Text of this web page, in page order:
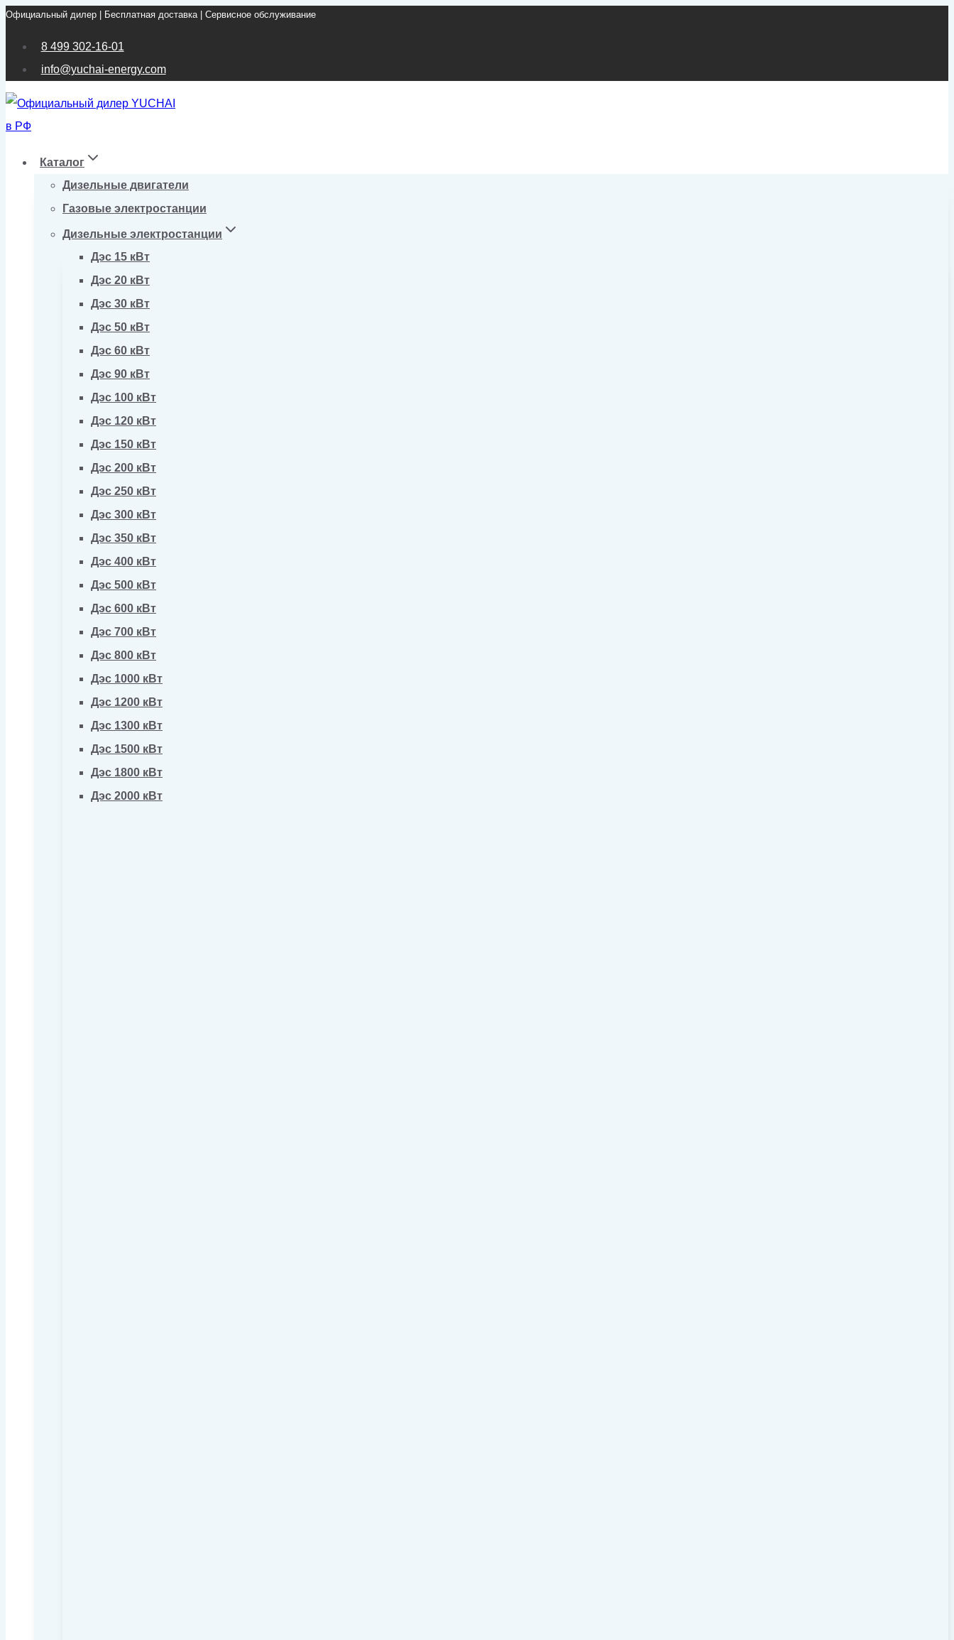
Перейти
Официальный дилер | Бесплатная доставка | Сервисное обслуживание
8 499 302-16-01
info@yuchai-energy.com
Каталог
Дизельные двигатели
Газовые электростанции
Дизельные электростанции
Дэс 15 кВт
Дэс 20 кВт
Дэс 30 кВт
Дэс 50 кВт
Дэс 60 кВт
Дэс 90 кВт
Дэс 100 кВт
Дэс 120 кВт
Дэс 150 кВт
Дэс 200 кВт
Дэс 250 кВт
Дэс 300 кВт
Дэс 350 кВт
Дэс 400 кВт
Дэс 500 кВт
Дэс 600 кВт
Дэс 700 кВт
Дэс 800 кВт
Дэс 1000 кВт
Дэс 1200 кВт
Дэс 1300 кВт
Дэс 1500 кВт
Дэс 1800 кВт
Дэс 2000 кВт